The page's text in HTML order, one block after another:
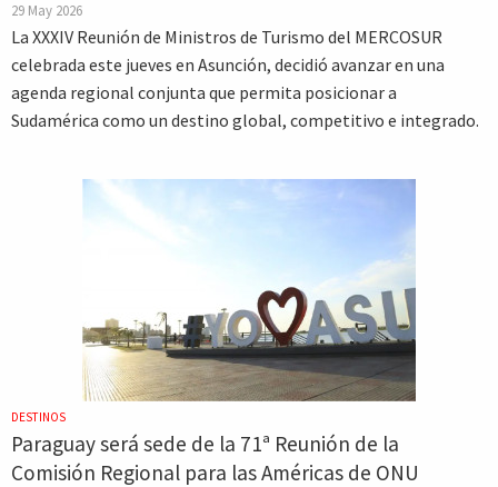
29 May 2026
La XXXIV Reunión de Ministros de Turismo del MERCOSUR
celebrada este jueves en Asunción, decidió avanzar en una
agenda regional conjunta que permita posicionar a
Sudamérica como un destino global, competitivo e integrado.
DESTINOS
Paraguay será sede de la 71ª Reunión de la
Comisión Regional para las Américas de ONU